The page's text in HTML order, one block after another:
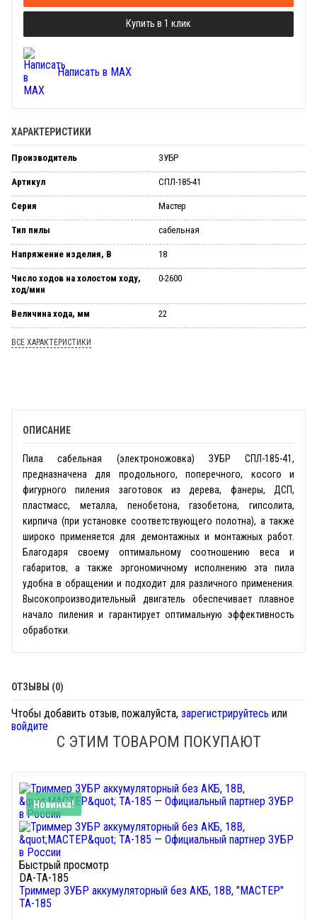
Купить в 1 клик
Написать в MAX
ХАРАКТЕРИСТИКИ
Производитель ЗУБР
Артикул СПЛ-185-41
Серия Мастер
Тип пилы сабельная
Напряжение изделия, В 18
Число ходов на холостом ходу,
ход/мин
0-2600
Величина хода, мм 22
ВСЕ ХАРАКТЕРИСТИКИ
ОПИСАНИЕ
Пила сабельная (электроножовка) ЗУБР СПЛ-185-41,
предназначена для продольного, поперечного, косого и
фигурного пиления заготовок из дерева, фанеры, ДСП,
пластмасс, металла, пенобетона, газобетона, гипсолита,
кирпича (при установке соответствующего полотна), а также
широко применяется для демонтажных и монтажных работ.
Благодаря своему оптимальному соотношению веса и
габаритов, а также эргономичному исполнению эта пила
удобна в обращении и подходит для различного применения.
Высокопроизводительный двигатель обеспечивает плавное
начало пиления и гарантирует оптимальную эффективность
обработки.
ОТЗЫВЫ (0)
Чтобы добавить отзыв, пожалуйста, зарегистрируйтесь или
войдите
С ЭТИМ ТОВАРОМ ПОКУПАЮТ
Новинка!
Быстрый просмотр
DA-ТА-185
Триммер ЗУБР аккумуляторный без АКБ, 18В, "МАСТЕР"
ТА-185